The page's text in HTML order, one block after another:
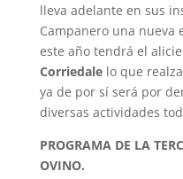
lleva adelante en sus
Campanero una nueva
este año tendrá el
Corriedalelo que
ya de por sí será por
diversas actividades
PROGRAMA DE LA
OVINO.